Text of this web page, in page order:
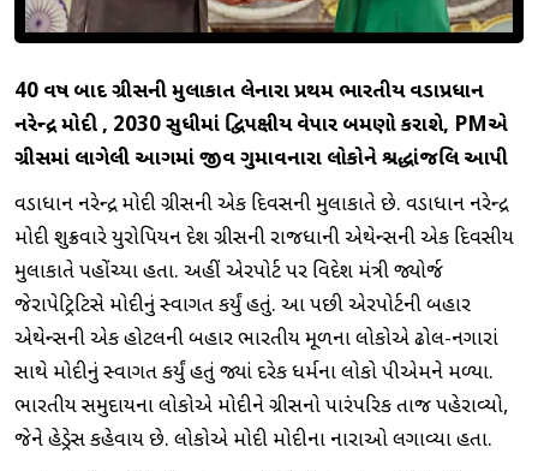
40 વર્ષ બાદ ગ્રીસની મુલાકાત લેનારા પ્રથમ ભારતીય વડાપ્રધાન
નરેન્દ્રમોદી, 2030 સુધીમાં દ્વિપક્ષીય વેપાર બમણો કરાશે, PMએ
ગ્રીસમાં લાગેલી આગમાં જીવ ગુમાવનારા લોકોને શ્રદ્ધાંજલિ આપી
વડાપ્રધાન નરેન્દ્ર મોદી ગ્રીસની એક દિવસની મુલાકાતે છે. વડાપ્રધાન નરેન્દ્ર
મોદી શુક્રવારે યુરોપિયન દેશ ગ્રીસની રાજધાની એથેન્સની એક દિવસીય
મુલાકાતે પહોંચ્યા હતા. અહીં એરપોર્ટ પર વિદેશ મંત્રી જ્યોર્જ
જેરાપેટ્રિટિસે મોદીનું સ્વાગત કર્યું હતું. આ પછી એરપોર્ટની બહાર
એથેન્સની એક હોટલની બહાર ભારતીય મૂળના લોકોએ ઢોલ-નગારાં
સાથે મોદીનું સ્વાગત કર્યું હતું જ્યાં દરેક ધર્મના લોકો પીએમને મળ્યા.
ભારતીય સમુદાયના લોકોએ મોદીને ગ્રીસનો પારંપરિક તાજ પહેરાવ્યો,
જેને હેડ્રેસ કહેવાય છે. લોકોએ મોદી મોદીના નારાઓ લગાવ્યા હતા.